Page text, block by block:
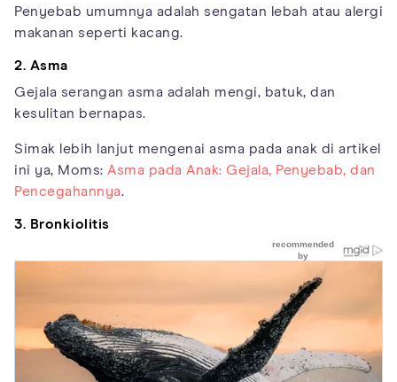
Penyebab umumnya adalah sengatan lebah atau alergi
makanan seperti kacang.
2. Asma
Gejala serangan asma adalah mengi, batuk, dan
kesulitan bernapas.
Simak lebih lanjut mengenai asma pada anak di artikel
ini ya, Moms: Asma pada Anak: Gejala, Penyebab, dan
Pencegahannya.
3. Bronkiolitis